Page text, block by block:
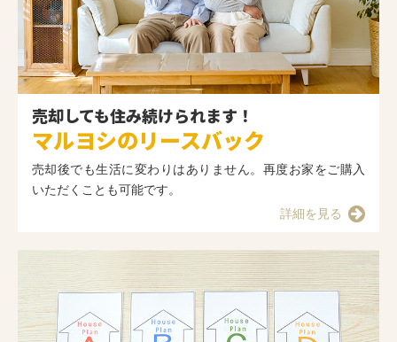
売却しても住み続けられます！
マルヨシのリースバック
売却後でも生活に変わりはありません。再度お家をご購入
いただくことも可能です。
詳細を見る